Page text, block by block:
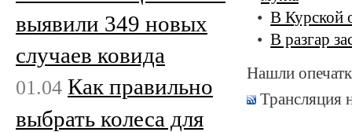
В Курской
В разгар
Нашли
Трансляция
выявили 349 новых
случаев ковида
01.04 Как правильно
выбрать колеса для